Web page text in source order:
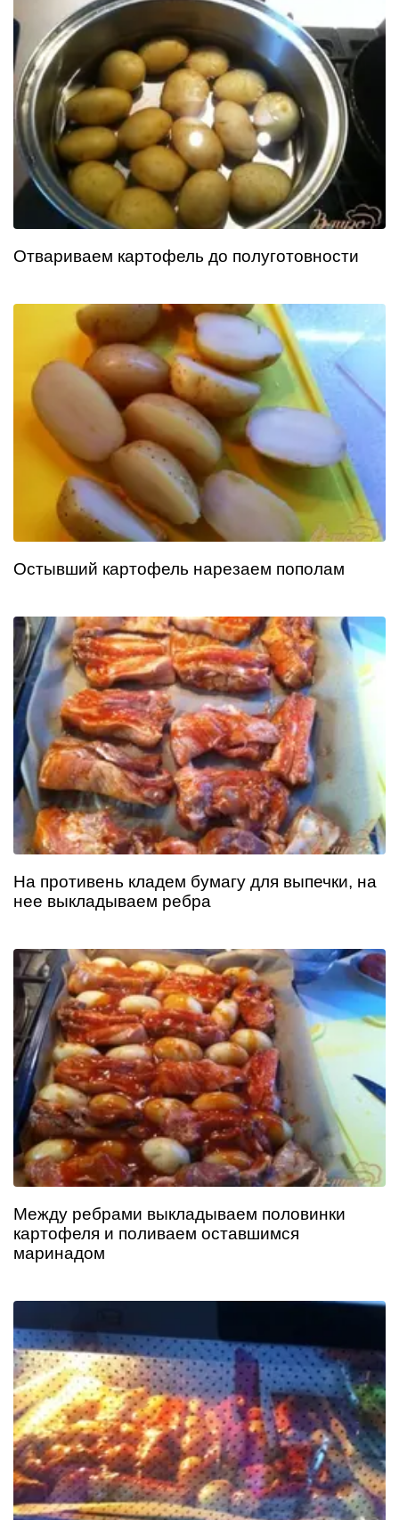
Отвариваем картофель до полуготовности
Остывший картофель нарезаем пополам
На противень кладем бумагу для выпечки, на
нее выкладываем ребра
Между ребрами выкладываем половинки
картофеля и поливаем оставшимся
маринадом